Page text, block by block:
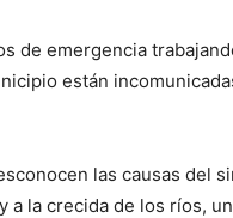
de emergencia
están
las causas del
a la crecida de los ríos,